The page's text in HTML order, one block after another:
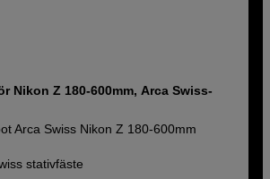
Nikon Z 180-600mm, Arca Swiss-
Arca Swiss Nikon Z 180-600mm
stativfäste